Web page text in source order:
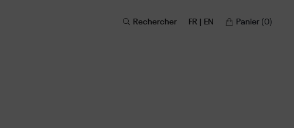
Panier (0)
FR | EN
Rechercher